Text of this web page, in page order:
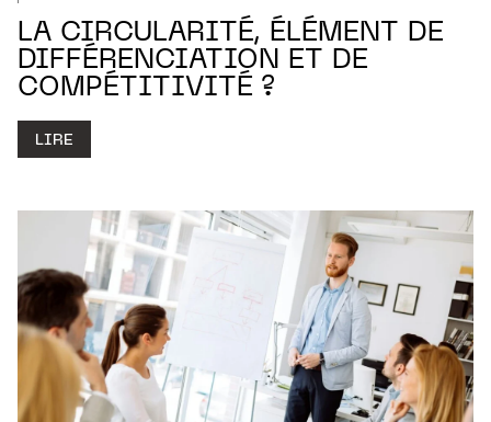
LA CIRCULARITÉ, ÉLÉMENT DE
DIFFÉRENCIATION ET DE
COMPÉTITIVITÉ ?
LIRE